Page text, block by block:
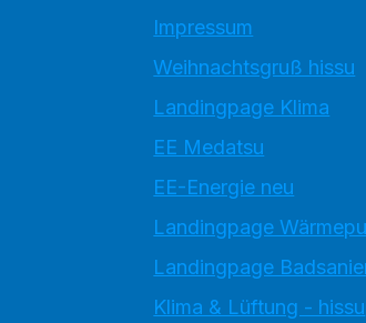
Impressum
Weihnachtsgruß hissu
Landingpage Klima
EE Medatsu
EE-Energie neu
Landingpage
Landingpage
Klima & Lüftung - hissu